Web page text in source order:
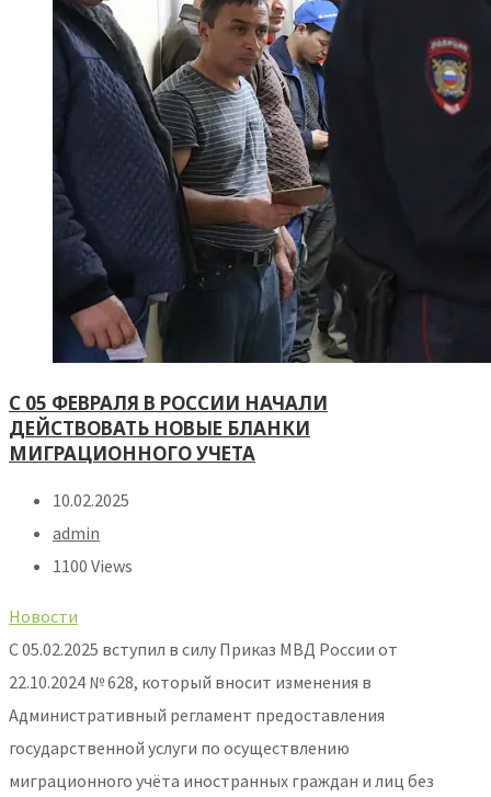
С 05 ФЕВРАЛЯ В РОССИИ НАЧАЛИ
ДЕЙСТВОВАТЬ НОВЫЕ БЛАНКИ
МИГРАЦИОННОГО УЧЕТА
10.02.2025
admin
1100 Views
Новости
С 05.02.2025 вступил в силу Приказ МВД России от
22.10.2024 № 628, который вносит изменения в
Административный регламент предоставления
государственной услуги по осуществлению
миграционного учёта иностранных граждан и лиц без